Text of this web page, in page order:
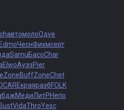
автомолоОдуе
EdmoЧеснФихмсерт
SamuБасоChar
ElwoАуэзPier
ZoneBuffZoneChet
CAREкраяразбFOLK
МедиЛитРНепо
BustVidaThroYesc